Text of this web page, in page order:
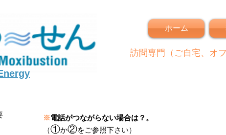
ホーム
訪問専門（ご自宅、オ
※電話がつながらない場合は？。
（①か②をご参照下さい）